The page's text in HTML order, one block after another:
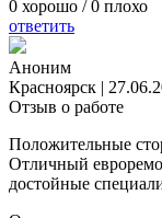
0 хорошо /0 плохо
ответить
Аноним
Красноярск |
Отзыв о работе
Положительные
Отличный
достойные